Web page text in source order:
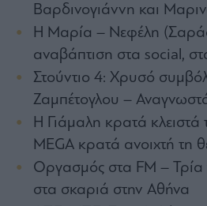
Design
Fashion
Yachts
For
Two
Βαρδινογιάννη και
Η Μαρία – Νεφέλη
αναβάπτιση στα social,
Στούντιο 4: Χρυσό
Ζαμπέτογλου –
Η Γιάμαλη κρατά κλειστά
MEGA κρατά ανοιχτή τη
Οργασμός στα FM –
στα σκαριά στην Αθήνα